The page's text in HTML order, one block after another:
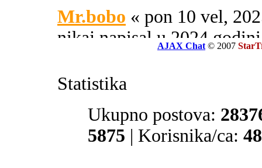
Mr.bobo « pon 10 vel,
nikaj napisal u 2024
SOA ili PIPA.
El Zvonko« uto 16 svi,
prate tajne službe sekcije
AJAX Chat © 2007
Statistika
Ukupno postova:
5875 | Korisnika/ca: